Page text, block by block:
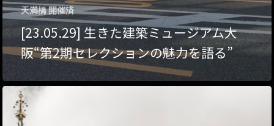
天満橋 開催済
[23.05.29] 生きた建築ミュージアム大
阪“第2期セレクションの魅力を語る”
ハイパー縁側@東本
ハイパー縁側@阿倍
ハイパー縁側@新京